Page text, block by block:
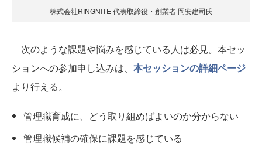
株式会社RINGNITE 代表取締役・創業者 岡安建司氏
次のような課題や悩みを感じている人は必見。本セッ
ションへの参加申し込みは、 本セッションの詳細ページ
より行える。
管理職育成に、どう取り組めばよいのか分からない
管理職候補の確保に課題を感じている